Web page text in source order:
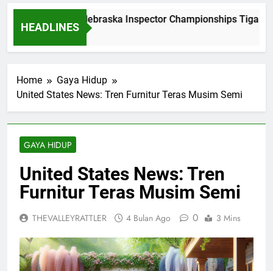
HEADLINES
Dominasi Nebraska Inspector Championships Tiga
2 Bulan Ago
Home
Gaya Hidup
United States News: Tren Furnitur Teras Musim Semi
GAYA HIDUP
United States News: Tren
Furnitur Teras Musim Semi
THEVALLEYRATTLER 4 Bulan Ago 0 3 Mins